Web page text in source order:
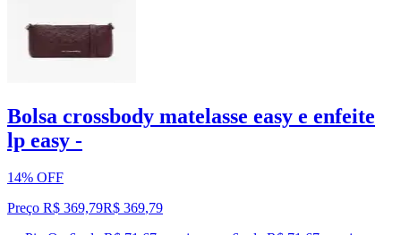
Bolsa crossbody matelasse easy e enfeite
lp easy -
14% OFF
Preço R$ 369,79R$ 369,79